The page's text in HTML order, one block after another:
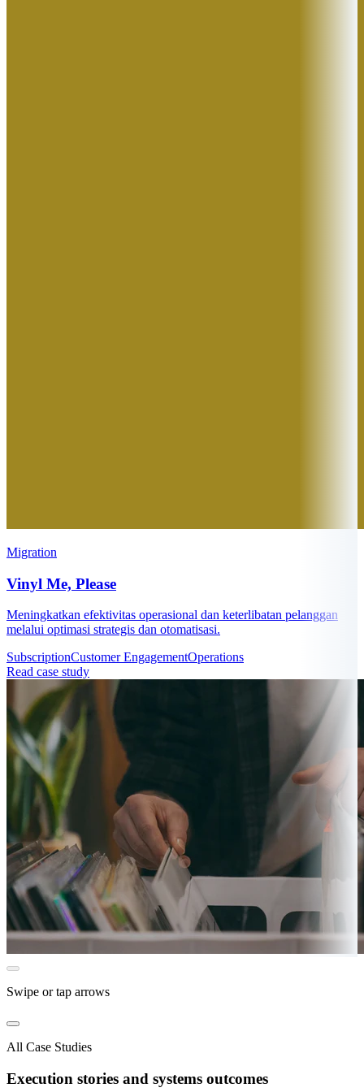
Migration
Vinyl Me, Please
Meningkatkan efektivitas operasional dan keterlibatan pelanggan
melalui optimasi strategis dan otomatisasi.
SubscriptionCustomer EngagementOperations
Read case study
Swipe or tap arrows
All Case Studies
Execution stories and systems outcomes